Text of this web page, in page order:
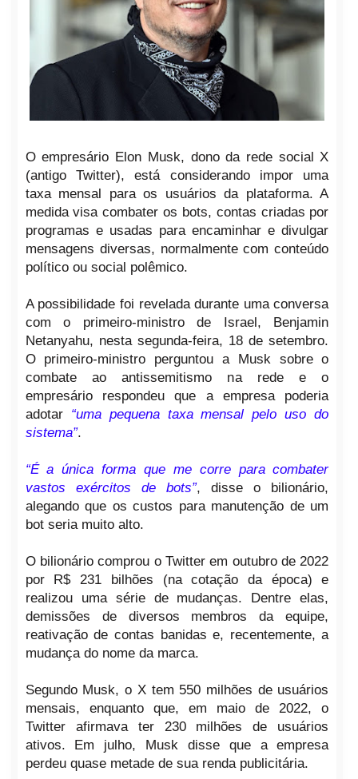
O empresário Elon Musk, dono da rede social X
(antigo Twitter), está considerando impor uma
taxa mensal para os usuários da plataforma. A
medida visa combater os bots, contas criadas por
programas e usadas para encaminhar e divulgar
mensagens diversas, normalmente com conteúdo
político ou social polêmico.
A possibilidade foi revelada durante uma conversa
com o primeiro-ministro de Israel, Benjamin
Netanyahu, nesta segunda-feira, 18 de setembro.
O primeiro-ministro perguntou a Musk sobre o
combate ao antissemitismo na rede e o
empresário respondeu que a empresa poderia
adotar “uma pequena taxa mensal pelo uso do
sistema”.
“É a única forma que me corre para combater
vastos exércitos de bots”, disse o bilionário,
alegando que os custos para manutenção de um
bot seria muito alto.
O bilionário comprou o Twitter em outubro de 2022
por R$ 231 bilhões (na cotação da época) e
realizou uma série de mudanças. Dentre elas,
demissões de diversos membros da equipe,
reativação de contas banidas e, recentemente, a
mudança do nome da marca.
Segundo Musk, o X tem 550 milhões de usuários
mensais, enquanto que, em maio de 2022, o
Twitter afirmava ter 230 milhões de usuários
ativos. Em julho, Musk disse que a empresa
perdeu quase metade de sua renda publicitária.